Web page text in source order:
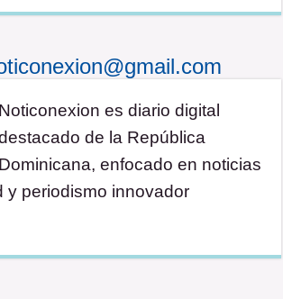
Noticonexion es diario digital
de la República
Dominicana, enfocado en noticias
y periodismo innovador